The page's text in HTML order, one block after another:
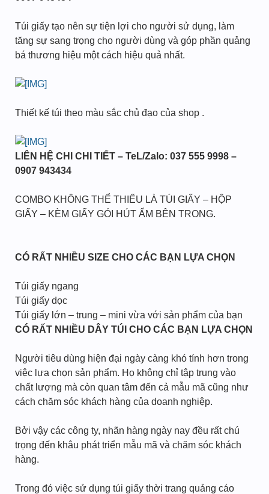
Túi giấy tạo nên sự tiện lợi cho người sử dụng, làm
tăng sự sang trọng cho người dùng và góp phần quảng
bá thương hiệu một cách hiệu quả nhất.
Thiết kế túi theo màu sắc chủ đạo của shop .
LIÊN HỆ CHI CHI TIẾT – TeL/Zalo: 037 555 9998 –
0907 943434
COMBO KHÔNG THỂ THIẾU LÀ TÚI GIẤY – HỘP
GIẤY – KÈM GIẤY GÓI HÚT ẨM BÊN TRONG.
CÓ RẤT NHIỀU SIZE CHO CÁC BẠN LỰA CHỌN
Túi giấy ngang
Túi giấy dọc
Túi giấy lớn – trung – mini vừa với sản phẩm của bạn
CÓ RẤT NHIỀU DÂY TÚI CHO CÁC BẠN LỰA CHỌN
Người tiêu dùng hiện đại ngày càng khó tính hơn trong
việc lựa chọn sản phẩm. Họ không chỉ tập trung vào
chất lượng mà còn quan tâm đến cả mẫu mã cũng như
cách chăm sóc khách hàng của doanh nghiệp.
Bởi vậy các công ty, nhãn hàng ngày nay đều rất chú
trọng đến khâu phát triển mẫu mã và chăm sóc khách
hàng.
Trong đó việc sử dụng túi giấy thời trang quảng cáo